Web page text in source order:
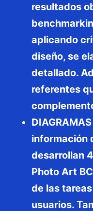
resultados
aplicando
diseño, se
detallado.
referentes
información
desarrollan
Photo Art
de las
usuarios.